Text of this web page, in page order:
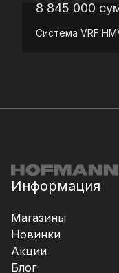
8 845 000
Система VRF
Информация
Магазины
Новинки
Акции
Блог